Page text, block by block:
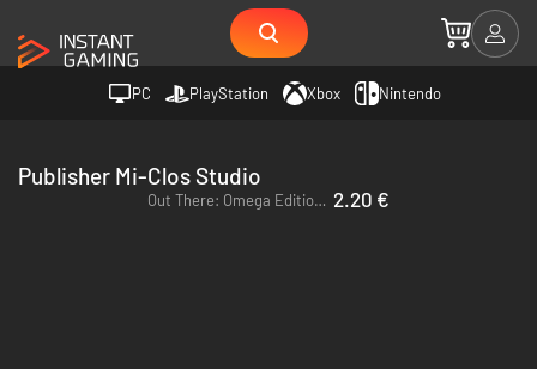
PC PlayStation Xbox Nintendo
Publisher Mi-Clos Studio
Out There: Omega Edition - PC & Mac (Steam) 2.20 €